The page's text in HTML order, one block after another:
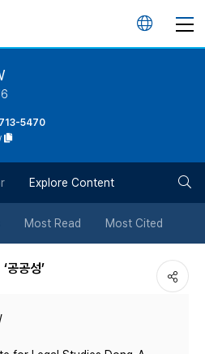
언
튼
5470
Explore Content
Most Read Most Cited
공공성’